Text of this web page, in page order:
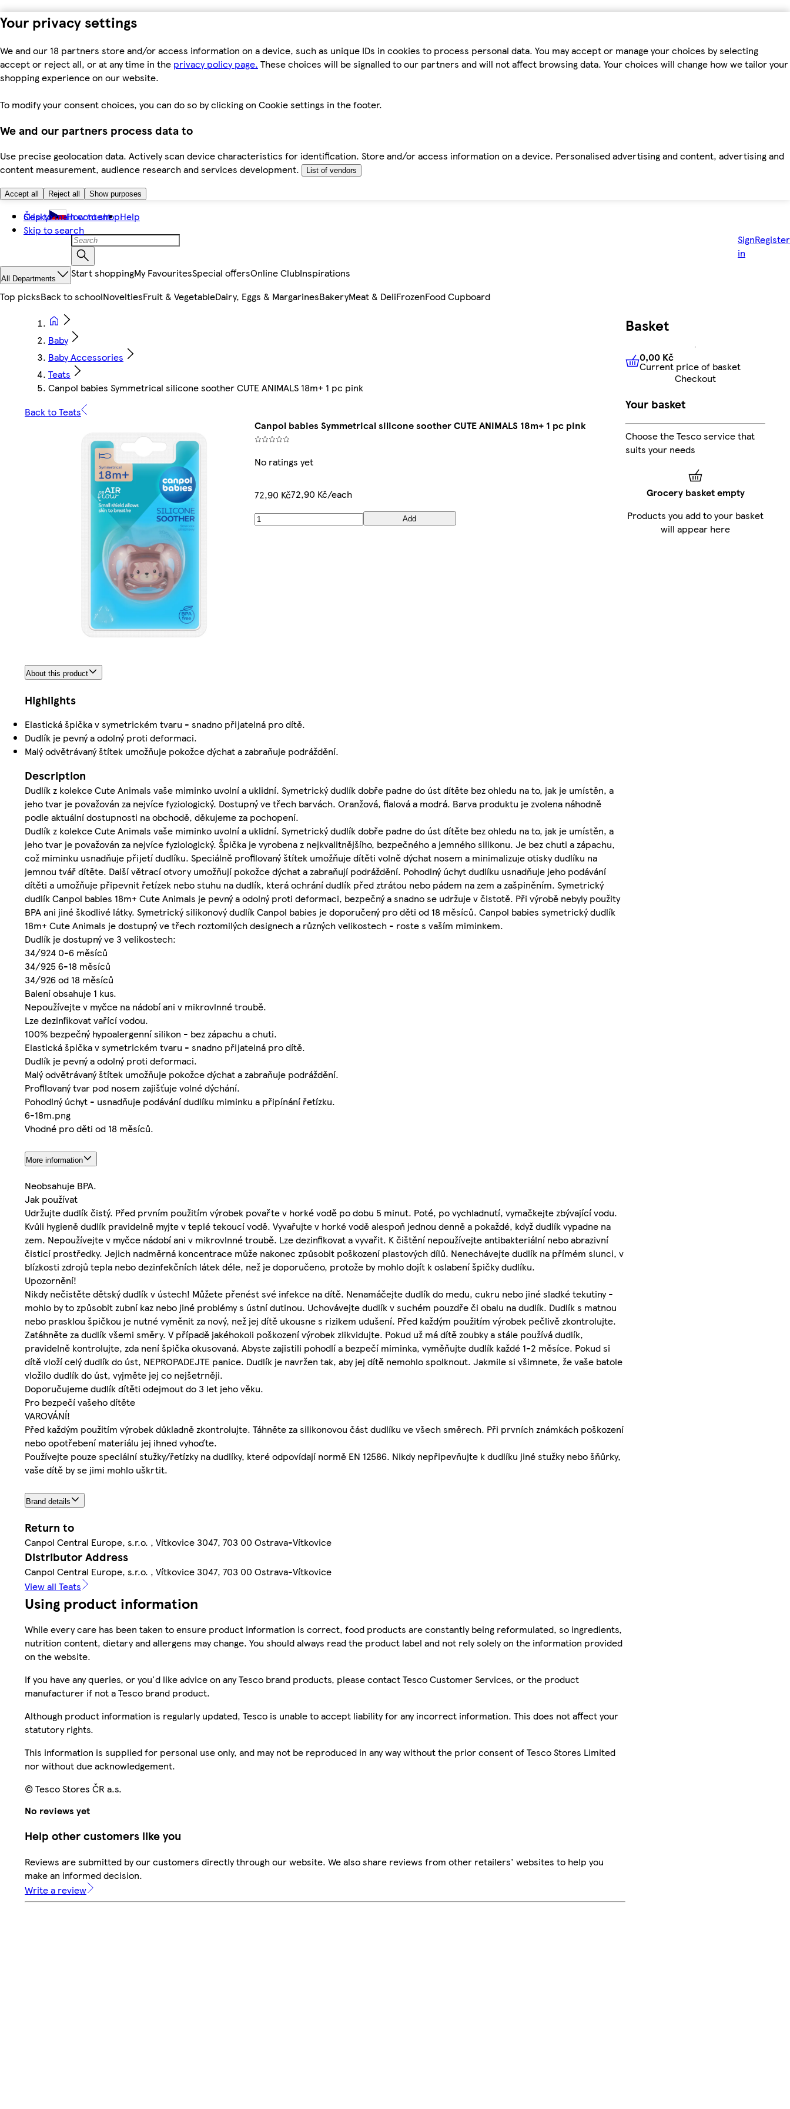
Your privacy settings
We and our 18 partners store and/or access information on a device, such as unique IDs in cookies to process personal data. You may accept or manage your choices by selecting
accept or reject all, or at any time in the privacy policy page. These choices will be signalled to our partners and will not affect browsing data. Your choices will change how we tailor your
shopping experience on our website.
To modify your consent choices, you can do so by clicking on Cookie settings in the footer.
We and our partners process data to
Use precise geolocation data. Actively scan device characteristics for identification. Store and/or access information on a device. Personalised advertising and content, advertising and
content measurement, audience research and services development.
List of vendors
Accept all Reject all Show purposes
Skip to main content
Skip to search
Česky How to shopHelp
Sign
in
Register
All Departments Start shoppingMy FavouritesSpecial offersOnline ClubInspirations
Top picksBack to schoolNoveltiesFruit & VegetableDairy, Eggs & MargarinesBakeryMeat & DeliFrozenFood Cupboard
Baby
Baby Accessories
Teats
Canpol babies Symmetrical silicone soother CUTE ANIMALS 18m+ 1 pc pink
Back to Teats
Canpol babies Symmetrical silicone soother CUTE ANIMALS 18m+ 1 pc pink
No ratings yet
72,90 Kč72,90 Kč/each
Add
About this product
Highlights
Elastická špička v symetrickém tvaru - snadno přijatelná pro dítě.
Dudlík je pevný a odolný proti deformaci.
Malý odvětrávaný štítek umožňuje pokožce dýchat a zabraňuje podráždění.
Description
Dudlík z kolekce Cute Animals vaše miminko uvolní a uklidní. Symetrický dudlík dobře padne do úst dítěte bez ohledu na to, jak je umístěn, a
jeho tvar je považován za nejvíce fyziologický. Dostupný ve třech barvách. Oranžová, fialová a modrá. Barva produktu je zvolena náhodně
podle aktuální dostupnosti na obchodě, děkujeme za pochopení.
Dudlík z kolekce Cute Animals vaše miminko uvolní a uklidní. Symetrický dudlík dobře padne do úst dítěte bez ohledu na to, jak je umístěn, a
jeho tvar je považován za nejvíce fyziologický. Špička je vyrobena z nejkvalitnějšího, bezpečného a jemného silikonu. Je bez chuti a zápachu,
což miminku usnadňuje přijetí dudlíku. Speciálně profilovaný štítek umožňuje dítěti volně dýchat nosem a minimalizuje otisky dudlíku na
jemnou tvář dítěte. Další větrací otvory umožňují pokožce dýchat a zabraňují podráždění. Pohodlný úchyt dudlíku usnadňuje jeho podávání
dítěti a umožňuje připevnit řetízek nebo stuhu na dudlík, která ochrání dudlík před ztrátou nebo pádem na zem a zašpiněním. Symetrický
dudlík Canpol babies 18m+ Cute Animals je pevný a odolný proti deformaci, bezpečný a snadno se udržuje v čistotě. Při výrobě nebyly použity
BPA ani jiné škodlivé látky. Symetrický silikonový dudlík Canpol babies je doporučený pro děti od 18 měsíců. Canpol babies symetrický dudlík
18m+ Cute Animals je dostupný ve třech roztomilých designech a různých velikostech - roste s vaším miminkem.
Dudlík je dostupný ve 3 velikostech:
34/924 0-6 měsíců
34/925 6-18 měsíců
34/926 od 18 měsíců
Balení obsahuje 1 kus.
Nepoužívejte v myčce na nádobí ani v mikrovlnné troubě.
Lze dezinfikovat vařící vodou.
100% bezpečný hypoalergenní silikon - bez zápachu a chuti.
Elastická špička v symetrickém tvaru - snadno přijatelná pro dítě.
Dudlík je pevný a odolný proti deformaci.
Malý odvětrávaný štítek umožňuje pokožce dýchat a zabraňuje podráždění.
Profilovaný tvar pod nosem zajišťuje volné dýchání.
Pohodlný úchyt - usnadňuje podávání dudlíku miminku a připínání řetízku.
6-18m.png
Vhodné pro děti od 18 měsíců.
More information
Neobsahuje BPA.
Jak používat
Udržujte dudlík čistý. Před prvním použitím výrobek povařte v horké vodě po dobu 5 minut. Poté, po vychladnutí, vymačkejte zbývající vodu.
Kvůli hygieně dudlík pravidelně myjte v teplé tekoucí vodě. Vyvařujte v horké vodě alespoň jednou denně a pokaždé, když dudlík vypadne na
zem. Nepoužívejte v myčce nádobí ani v mikrovlnné troubě. Lze dezinfikovat a vyvařit. K čištění nepoužívejte antibakteriální nebo abrazivní
čisticí prostředky. Jejich nadměrná koncentrace může nakonec způsobit poškození plastových dílů. Nenechávejte dudlík na přímém slunci, v
blízkosti zdrojů tepla nebo dezinfekčních látek déle, než je doporučeno, protože by mohlo dojít k oslabení špičky dudlíku.
Upozornění!
Nikdy nečistěte dětský dudlík v ústech! Můžete přenést své infekce na dítě. Nenamáčejte dudlík do medu, cukru nebo jiné sladké tekutiny -
mohlo by to způsobit zubní kaz nebo jiné problémy s ústní dutinou. Uchovávejte dudlík v suchém pouzdře či obalu na dudlík. Dudlík s matnou
nebo prasklou špičkou je nutné vyměnit za nový, než jej dítě ukousne s rizikem udušení. Před každým použitím výrobek pečlivě zkontrolujte.
Zatáhněte za dudlík všemi směry. V případě jakéhokoli poškození výrobek zlikvidujte. Pokud už má dítě zoubky a stále používá dudlík,
pravidelně kontrolujte, zda není špička okusovaná. Abyste zajistili pohodlí a bezpečí miminka, vyměňujte dudlík každé 1-2 měsíce. Pokud si
dítě vloží celý dudlík do úst, NEPROPADEJTE panice. Dudlík je navržen tak, aby jej dítě nemohlo spolknout. Jakmile si všimnete, že vaše batole
vložilo dudlík do úst, vyjměte jej co nejšetrněji.
Doporučujeme dudlík dítěti odejmout do 3 let jeho věku.
Pro bezpečí vašeho dítěte
VAROVÁNÍ!
Před každým použitím výrobek důkladně zkontrolujte. Táhněte za silikonovou část dudlíku ve všech směrech. Při prvních známkách poškození
nebo opotřebení materiálu jej ihned vyhoďte.
Používejte pouze speciální stužky/řetízky na dudlíky, které odpovídají normě EN 12586. Nikdy nepřipevňujte k dudlíku jiné stužky nebo šňůrky,
vaše dítě by se jimi mohlo uškrtit.
Brand details
Return to
Canpol Central Europe, s.r.o. , Vítkovice 3047, 703 00 Ostrava-Vítkovice
Distributor Address
Canpol Central Europe, s.r.o. , Vítkovice 3047, 703 00 Ostrava-Vítkovice
View all Teats
Using product information
While every care has been taken to ensure product information is correct, food products are constantly being reformulated, so ingredients,
nutrition content, dietary and allergens may change. You should always read the product label and not rely solely on the information provided
on the website.
If you have any queries, or you'd like advice on any Tesco brand products, please contact Tesco Customer Services, or the product
manufacturer if not a Tesco brand product.
Although product information is regularly updated, Tesco is unable to accept liability for any incorrect information. This does not affect your
statutory rights.
This information is supplied for personal use only, and may not be reproduced in any way without the prior consent of Tesco Stores Limited
nor without due acknowledgement.
© Tesco Stores ČR a.s.
No reviews yet
Help other customers like you
Reviews are submitted by our customers directly through our website. We also share reviews from other retailers' websites to help you
make an informed decision.
Write a review
Basket
0,00 KčCurrent price of
0,00 Kč
Current price of basket
Checkout
Your basket
Choose the Tesco service that
suits your needs
Grocery basket empty
Products you add to your basket
will appear here